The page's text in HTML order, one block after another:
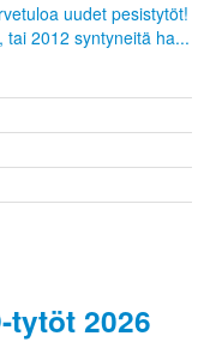
uudet pesistytöt!
2012 syntyneitä ha...
tytöt 2026